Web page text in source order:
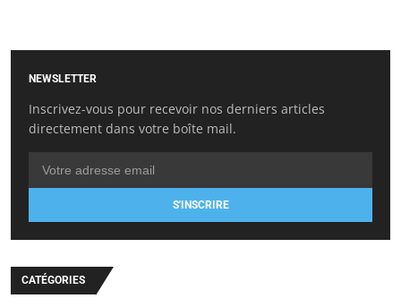
NEWSLETTER
Inscrivez-vous pour recevoir nos derniers articles
directement dans votre boîte mail.
S'INSCRIRE
CATÉGORIES